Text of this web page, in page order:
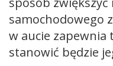
samochodowego
w aucie zapewnia
stanowić będzie